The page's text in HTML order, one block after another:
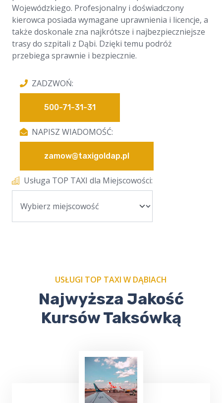
Wojewódzkiego. Profesjonalny i doświadczony
kierowca posiada wymagane uprawnienia i licencje, a
także doskonale zna najkrótsze i najbezpieczniejsze
trasy do szpitali z Dąbi. Dzięki temu podróż
przebiega sprawnie i bezpiecznie.
ZADZWOŃ:
500-71-31-31
NAPISZ WIADOMOŚĆ:
zamow@taxigoldap.pl
Usługa TOP TAXI dla Miejscowości:
USŁUGI TOP TAXI W DĄBIACH
Najwyższa Jakość
Kursów Taksówką